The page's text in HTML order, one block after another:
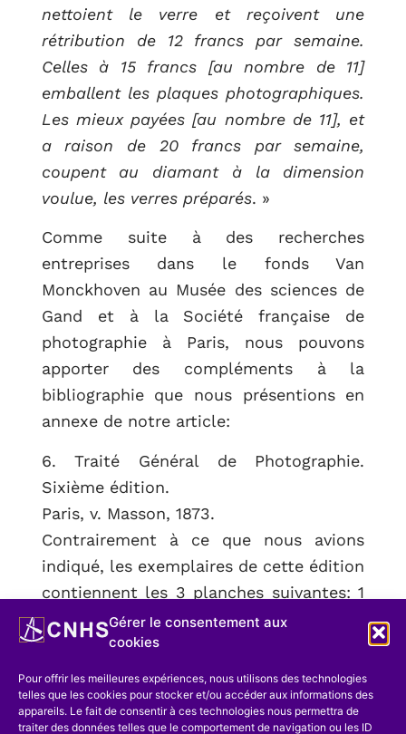
Gérer le consentement aux
cookies
Pour offrir les meilleures expériences, nous utilisons des technologies
telles que les cookies pour stocker et/ou accéder aux informations des
appareils. Le fait de consentir à ces technologies nous permettra de
traiter des données telles que le comportement de navigation ou les ID
nettoient le verre et reçoivent une
rétribution de 12 francs par semaine.
Celles à 15 francs [au nombre de 11]
emballent les plaques photographiques.
Les mieux payées [au nombre de 11], et
a raison de 20 francs par semaine,
coupent au diamant à la dimension
voulue, les verres préparés. »
Comme suite à des recherches
entreprises dans le fonds Van
Monckhoven au Musée des sciences de
Gand et à la Société française de
photographie à Paris, nous pouvons
apporter des compléments à la
bibliographie que nous présentions en
annexe de notre article:
6. Traité Général de Photographie.
Sixième édition.
Paris, v. Masson, 1873.
Contrairement à ce que nous avions
indiqué, les exemplaires de cette édition
contiennent les 3 planches suivantes: 1
albumine, 95 x 120 mm, portrait répété
d’une dame, avant et après retouche, 1
photoglyptie, 147 x 97 mm, portrait
d’une dame assise d’après un négatif de
Fritz Luckhardt, et 1 héliotypie collée,